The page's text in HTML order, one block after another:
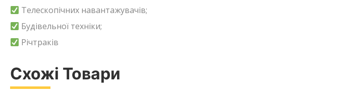
Телескопічних навантажувачів;
Будівельної техніки;
Річтраків
Схожі Товари